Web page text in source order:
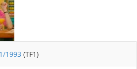
1993 (TF1)